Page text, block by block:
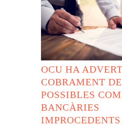
OCU HA
COBRAMENT DE
POSSIBLES
BANCÀRIES